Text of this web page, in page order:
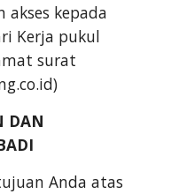
kepada
Kerja pukul
surat
DAN
Anda atas